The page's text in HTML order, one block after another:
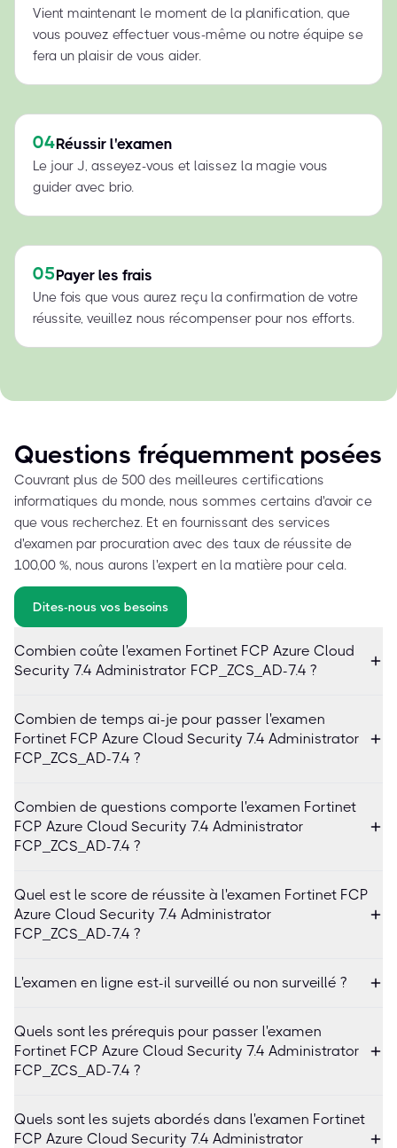
Vient maintenant le moment de la planification, que
vous pouvez effectuer vous-même ou notre équipe se
fera un plaisir de vous aider.
04Réussir l'examen
Le jour J, asseyez-vous et laissez la magie vous
guider avec brio.
05Payer les frais
Une fois que vous aurez reçu la confirmation de votre
réussite, veuillez nous récompenser pour nos efforts.
Questions fréquemment posées
Couvrant plus de 500 des meilleures certifications
informatiques du monde, nous sommes certains d'avoir ce
que vous recherchez. Et en fournissant des services
d'examen par procuration avec des taux de réussite de
100,00 %, nous aurons l'expert en la matière pour cela.
Dites-nous vos besoins
Combien coûte l'examen Fortinet FCP Azure Cloud
Security 7.4 Administrator FCP_ZCS_AD-7.4 ?
Combien de temps ai-je pour passer l'examen
Fortinet FCP Azure Cloud Security 7.4 Administrator
FCP_ZCS_AD-7.4 ?
Combien de questions comporte l'examen Fortinet
FCP Azure Cloud Security 7.4 Administrator
FCP_ZCS_AD-7.4 ?
Quel est le score de réussite à l'examen Fortinet FCP
Azure Cloud Security 7.4 Administrator
FCP_ZCS_AD-7.4 ?
L'examen en ligne est-il surveillé ou non surveillé ?
Quels sont les prérequis pour passer l'examen
Fortinet FCP Azure Cloud Security 7.4 Administrator
FCP_ZCS_AD-7.4 ?
Quels sont les sujets abordés dans l'examen Fortinet
FCP Azure Cloud Security 7.4 Administrator